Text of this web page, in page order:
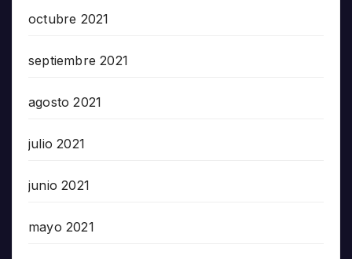
octubre 2021
septiembre 2021
agosto 2021
julio 2021
junio 2021
mayo 2021